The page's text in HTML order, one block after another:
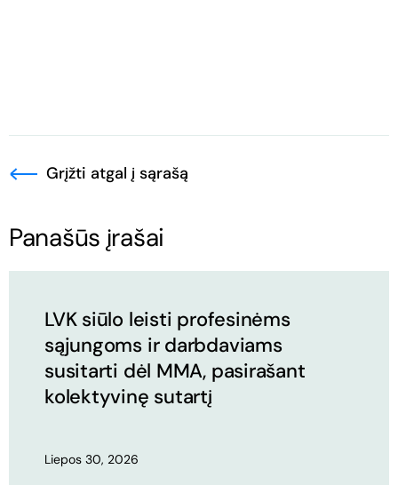
Grįžti atgal į sąrašą
Panašūs įrašai
LVK siūlo leisti profesinėms
sąjungoms ir darbdaviams
susitarti dėl MMA, pasirašant
kolektyvinę sutartį
Liepos 30, 2026